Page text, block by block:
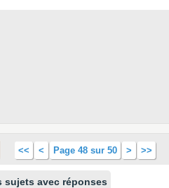
<< < Page 48 sur 50 > >>
sujets avec réponses